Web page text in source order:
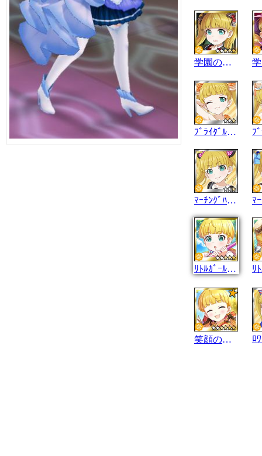
学園の魔女
ﾌﾞﾗｲﾀﾞﾙｾﾚｸｼｮﾝ
ﾏｰﾁﾝｸﾞﾊﾞﾝﾄﾞ
ﾘﾄﾙｶﾞｰﾙｽｶｳﾄ
笑顔の弓術